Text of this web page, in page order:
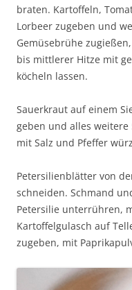
braten. Kartoffeln,
Lorbeer zugeben und
Gemüsebrühe
bis mittlerer Hitze mit
köcheln lassen.
Sauerkraut auf einem
geben und alles
mit Salz und Pfeffer
Petersilienblätter von
schneiden. Schmand
Petersilie unterrühren,
Kartoffelgulasch auf
zugeben, mit